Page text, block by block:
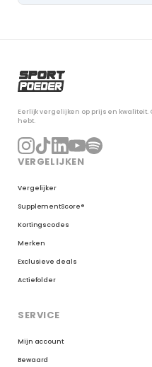
Eerlijk vergelijken op prijs en
hebt.
VERGELIJKEN
Vergelijker
SupplementScore®
Kortingscodes
Merken
Exclusieve deals
Actiefolder
SERVICE
Mijn account
Bewaard